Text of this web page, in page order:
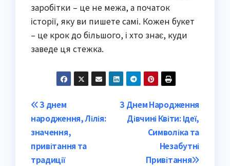
заробітки – це не межа, а початок
історії, яку ви пишете самі. Кожен букет
– це крок до більшого, і хто знає, куди
заведе ця стежка.
Post
navigation
З Днем Народження
Дівчині Квіти: Ідеї,
Символіка та
Незабутні
Привітання
З днем
народження, Лілія:
значення,
привітання та
традиції